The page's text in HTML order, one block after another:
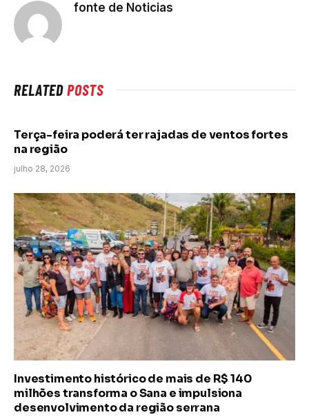
fonte de Noticias
RELATEDPOSTS
Terça-feira poderá ter rajadas de ventos fortes
na região
julho 28, 2026
Investimento histórico de mais de R$ 140
milhões transforma o Sana e impulsiona
desenvolvimento da região serrana